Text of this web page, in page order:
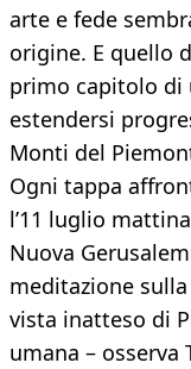
arte e fede
origine. E quello
primo capitolo di
estendersi
Monti del
Ogni tappa
l’11 luglio
Nuova
meditazione
vista inatteso di
umana –